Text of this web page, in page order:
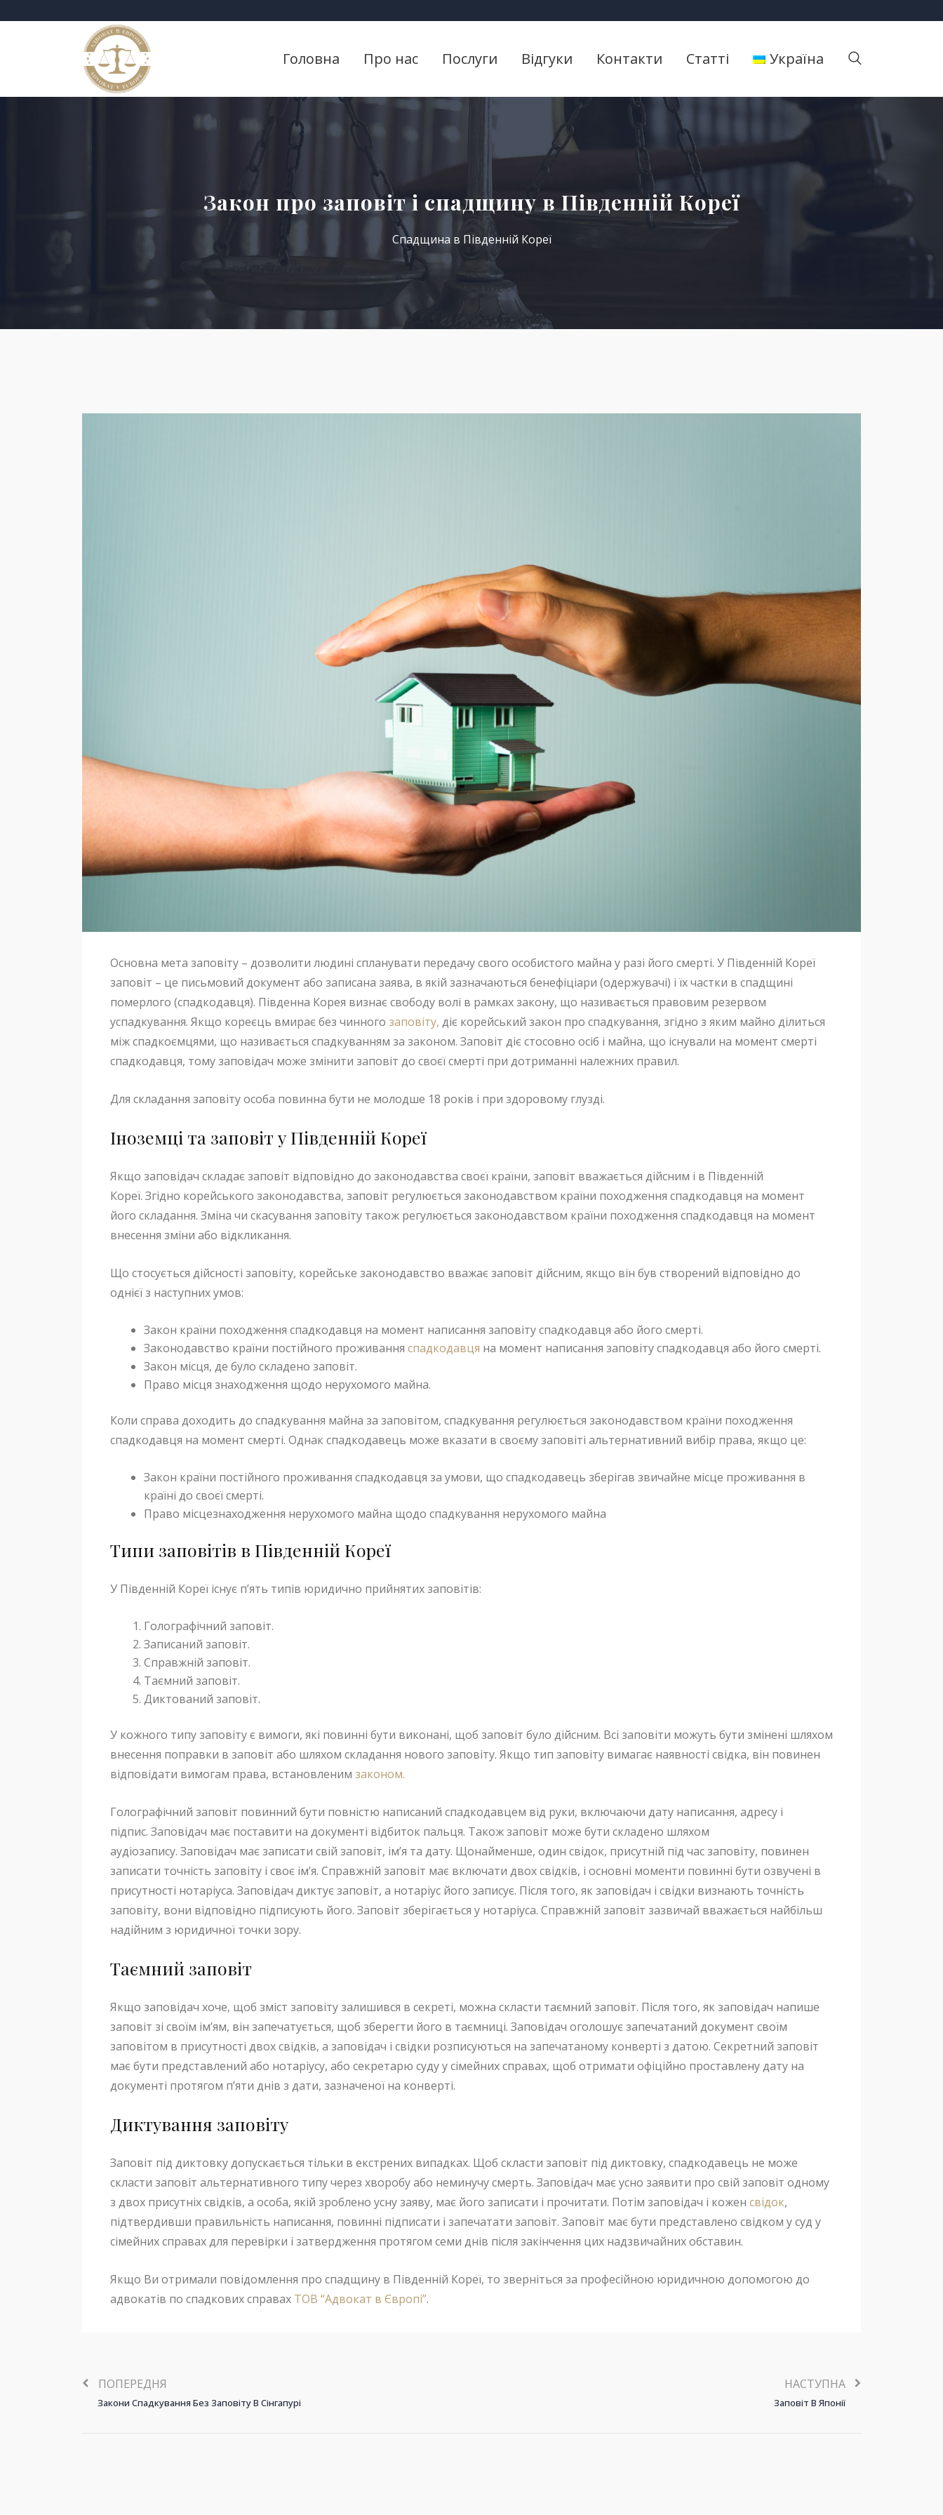
Головна Про нас Послуги Відгуки Контакти Статті Україна
Закон про заповіт і спадщину в Південній Кореї
Спадщина в Південній Кореї
Основна мета заповіту – дозволити людині спланувати передачу свого особистого майна у разі його смерті. У Південній Кореї
заповіт – це письмовий документ або записана заява, в якій зазначаються бенефіціари (одержувачі) і їх частки в спадщині
померлого (спадкодавця). Південна Корея визнає свободу волі в рамках закону, що називається правовим резервом
успадкування. Якщо кореєць вмирає без чинного заповіту, діє корейський закон про спадкування, згідно з яким майно ділиться
між спадкоємцями, що називається спадкуванням за законом. Заповіт діє стосовно осіб і майна, що існували на момент смерті
спадкодавця, тому заповідач може змінити заповіт до своєї смерті при дотриманні належних правил.
Для складання заповіту особа повинна бути не молодше 18 років і при здоровому глузді.
Іноземці та заповіт у Південній Кореї
Якщо заповідач складає заповіт відповідно до законодавства своєї країни, заповіт вважається дійсним і в Південній
Кореї. Згідно корейського законодавства, заповіт регулюється законодавством країни походження спадкодавця на момент
його складання. Зміна чи скасування заповіту також регулюється законодавством країни походження спадкодавця на момент
внесення зміни або відкликання.
Що стосується дійсності заповіту, корейське законодавство вважає заповіт дійсним, якщо він був створений відповідно до
однієї з наступних умов:
Закон країни походження спадкодавця на момент написання заповіту спадкодавця або його смерті.
Законодавство країни постійного проживання спадкодавця на момент написання заповіту спадкодавця або його смерті.
Закон місця, де було складено заповіт.
Право місця знаходження щодо нерухомого майна.
Коли справа доходить до спадкування майна за заповітом, спадкування регулюється законодавством країни походження
спадкодавця на момент смерті. Однак спадкодавець може вказати в своєму заповіті альтернативний вибір права, якщо це:
Закон країни постійного проживання спадкодавця за умови, що спадкодавець зберігав звичайне місце проживання в
країні до своєї смерті.
Право місцезнаходження нерухомого майна щодо спадкування нерухомого майна
Типи заповітів в Південній Кореї
У Південній Кореї існує п’ять типів юридично прийнятих заповітів:
Голографічний заповіт.
Записаний заповіт.
Справжній заповіт.
Таємний заповіт.
Диктований заповіт.
У кожного типу заповіту є вимоги, які повинні бути виконані, щоб заповіт було дійсним. Всі заповіти можуть бути змінені шляхом
внесення поправки в заповіт або шляхом складання нового заповіту. Якщо тип заповіту вимагає наявності свідка, він повинен
відповідати вимогам права, встановленим законом.
Голографічний заповіт повинний бути повністю написаний спадкодавцем від руки, включаючи дату написання, адресу і
підпис. Заповідач має поставити на документі відбиток пальця. Також заповіт може бути складено шляхом
аудіозапису. Заповідач має записати свій заповіт, ім’я та дату. Щонайменше, один свідок, присутній під час заповіту, повинен
записати точність заповіту і своє ім’я. Справжній заповіт має включати двох свідків, і основні моменти повинні бути озвучені в
присутності нотаріуса. Заповідач диктує заповіт, а нотаріус його записує. Після того, як заповідач і свідки визнають точність
заповіту, вони відповідно підписують його. Заповіт зберігається у нотаріуса. Справжній заповіт зазвичай вважається найбільш
надійним з юридичної точки зору.
Таємний заповіт
Якщо заповідач хоче, щоб зміст заповіту залишився в секреті, можна скласти таємний заповіт. Після того, як заповідач напише
заповіт зі своїм ім’ям, він запечатується, щоб зберегти його в таємниці. Заповідач оголошує запечатаний документ своїм
заповітом в присутності двох свідків, а заповідач і свідки розписуються на запечатаному конверті з датою. Секретний заповіт
має бути представлений або нотаріусу, або секретарю суду у сімейних справах, щоб отримати офіційно проставлену дату на
документі протягом п’яти днів з дати, зазначеної на конверті.
Диктування заповіту
Заповіт під диктовку допускається тільки в екстрених випадках. Щоб скласти заповіт під диктовку, спадкодавець не може
скласти заповіт альтернативного типу через хворобу або неминучу смерть. Заповідач має усно заявити про свій заповіт одному
з двох присутніх свідків, а особа, якій зроблено усну заяву, має його записати і прочитати. Потім заповідач і кожен свідок,
підтвердивши правильність написання, повинні підписати і запечатати заповіт. Заповіт має бути представлено свідком у суд у
сімейних справах для перевірки і затвердження протягом семи днів після закінчення цих надзвичайних обставин.
Якщо Ви отримали повідомлення про спадщину в Південній Кореї, то зверніться за професійною юридичною допомогою до
адвокатів по спадкових справах ТОВ “Адвокат в Європі”.
ПОПЕРЕДНЯ
Закони Спадкування Без Заповіту В Сінгапурі
НАСТУПНА
Заповіт В Японії